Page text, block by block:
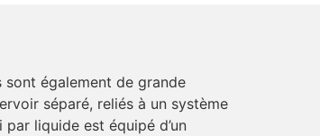
sont également de grande
séparé, reliés à un système
liquide est équipé d’un